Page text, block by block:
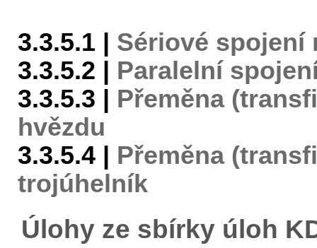
3.3.5.1 | Sériové spojení
3.3.5.2 | Paralelní
3.3.5.3 | Přeměna
hvězdu
3.3.5.4 | Přeměna
trojúhelník
Úlohy ze sbírky úloh